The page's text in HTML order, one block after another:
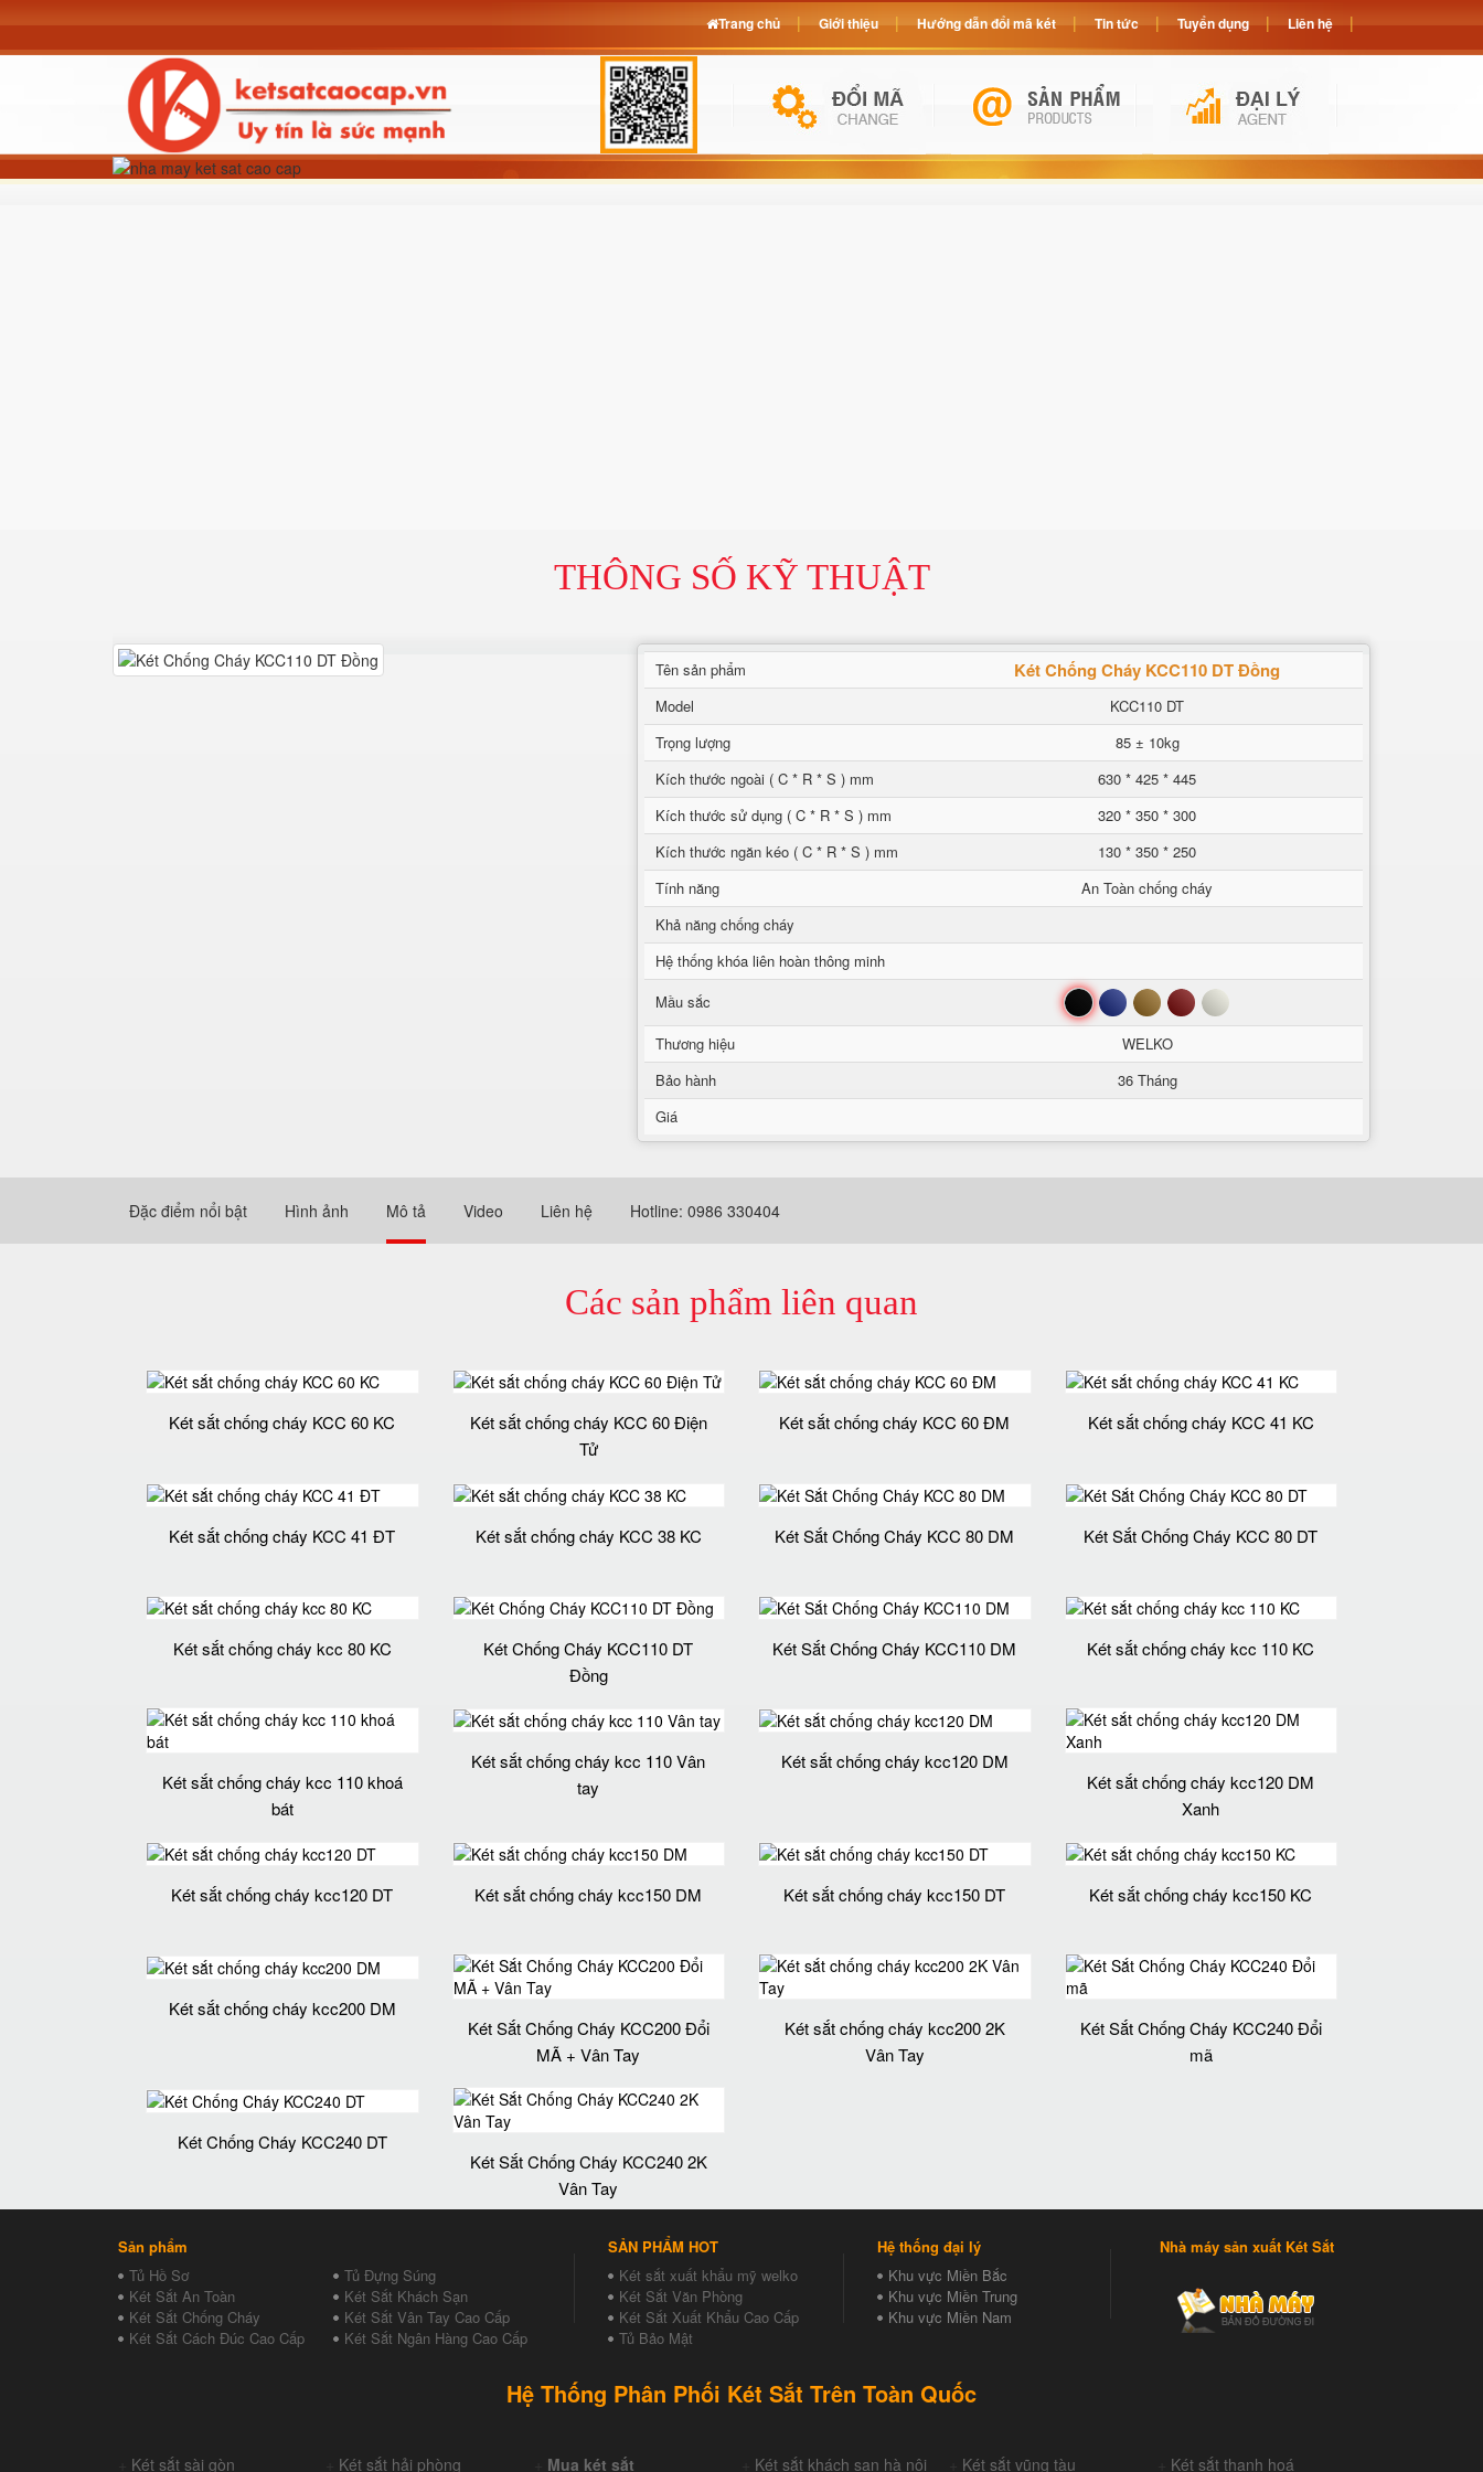
THÔNG SỐ KỸ THUẬT
Tên sản phẩm Két Chống Cháy KCC110 DT Đồng
Model
KCC110 DT
Trọng lượng
85 ± 10kg
Kích thước ngoài ( C * R * S ) mm
630 * 425 * 445
Kích thước sử dụng ( C * R * S ) mm
320 * 350 * 300
Kích thước ngăn kéo ( C * R * S ) mm
130 * 350 * 250
Tính năng
An Toàn chống cháy
Khả năng chống cháy
Hệ thống khóa liên hoàn thông minh
Mầu sắc
Đen Xanh Nâu Đỏ Trắng
Thương hiệu
WELKO
Bảo hành
36 Tháng
Giá
Đặc điểm nổi bật Hình ảnh Mô tả Video Liên hệ Hotline: 0986 330404
Các sản phẩm liên quan
Két sắt chống cháy KCC 60 KC
Két sắt chống cháy KCC 60 Điện
Tử
Két sắt chống cháy KCC 60 ĐM Két sắt chống cháy KCC 41 KC
Két sắt chống cháy KCC 41 ĐT Két sắt chống cháy KCC 38 KC Két Sắt Chống Cháy KCC 80 DM Két Sắt Chống Cháy KCC 80 DT
Két sắt chống cháy kcc 80 KC
Két Chống Cháy KCC110 DT
Đồng
Két Sắt Chống Cháy KCC110 DM Két sắt chống cháy kcc 110 KC
Két sắt chống cháy kcc 110 khoá
bát
Két sắt chống cháy kcc 110 Vân
tay
Két sắt chống cháy kcc120 DM
Két sắt chống cháy kcc120 DM
Xanh
Két sắt chống cháy kcc120 DT Két sắt chống cháy kcc150 DM Két sắt chống cháy kcc150 DT Két sắt chống cháy kcc150 KC
Két sắt chống cháy kcc200 DM
Két Sắt Chống Cháy KCC200 Đổi
MÃ + Vân Tay
Két sắt chống cháy kcc200 2K
Vân Tay
Két Sắt Chống Cháy KCC240 Đổi
mã
Két Chống Cháy KCC240 DT
Két Sắt Chống Cháy KCC240 2K
Vân Tay
Sản phẩm
Tủ Hồ Sơ
Tủ Đựng Súng
Két Sắt An Toàn
Két Sắt Khách Sạn
Két Sắt Chống Cháy
Két Sắt Vân Tay Cao Cấp
Két Sắt Cách Đúc Cao Cấp
Két Sắt Ngân Hàng Cao Cấp
SẢN PHẨM HOT
Két sắt xuất khẩu mỹ welko
Két Sắt Văn Phòng
Két Sắt Xuất Khẩu Cao Cấp
Tủ Bảo Mật
Hệ thống đại lý
Khu vực Miền Bắc
Khu vực Miền Trung
Khu vực Miền Nam
Nhà máy sản xuất Két Sắt
Hệ Thống Phân Phối Két Sắt Trên Toàn Quốc
Két sắt sài gòn Két sắt hải phòng Mua két sắt Két sắt khách sạn hà nội Két sắt vũng tàu Két sắt thanh hoá
Trang chủ Giới thiệu Hướng dẫn đổi mã két Tin tức Tuyển dụng Liên hệ